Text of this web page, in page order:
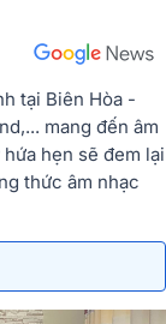
tại Biên Hòa -
mang đến âm
hẹn sẽ đem lại
thức âm nhạc